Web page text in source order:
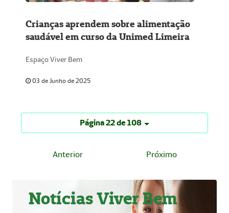
Crianças aprendem sobre alimentação
saudável em curso da Unimed Limeira
Espaço Viver Bem
03 de Junho de 2025
Página 22 de 108
Anterior Próximo
Notícias Viver Bem